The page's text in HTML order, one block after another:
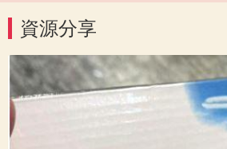
資源分享